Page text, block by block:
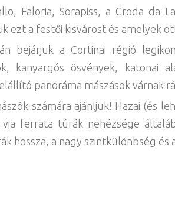
Faloria, Sorapiss, a Croda
ezt a festői kisvárost és amelyek
bejárjuk a Cortinai régió
kanyargós ösvények, katonai
panoráma mászások várnak
számára ajánljuk! Hazai (és
ferrata túrák nehézsége
hossza, a nagy szintkülönbség